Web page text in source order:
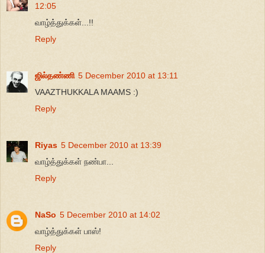
12:05
வாழ்த்துக்கள்...!!
Reply
ஜில்தண்ணி 5 December 2010 at 13:11
VAAZTHUKKALA MAAMS :)
Reply
Riyas 5 December 2010 at 13:39
வாழ்த்துக்கள் நண்பா...
Reply
NaSo 5 December 2010 at 14:02
வாழ்த்துக்கள் பாஸ்!
Reply